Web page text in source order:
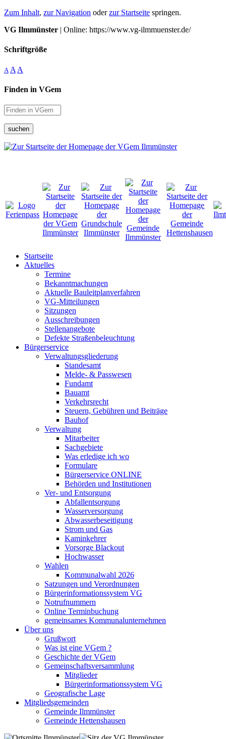
Zum Inhalt, zur Navigation oderzur Startseite springen.
VG Ilmmünster | Online: https://www.vg-ilmmuenster.de/
Schriftgröße
A A A
Finden in VGem
suchen
Startseite
Aktuelles
Termine
Bekanntmachungen
Aktuelle Bauleitplanverfahren
VG-Mitteilungen
Sitzungen
Ausschreibungen
Stellenangebote
Defekte Straßenbeleuchtung
Bürgerservice
Verwaltungsgliederung
Standesamt
Melde- & Passwesen
Fundamt
Bauamt
Verkehrsrecht
Steuern, Gebühren und Beiträge
Bauhof
Verwaltung
Mitarbeiter
Sachgebiete
Was erledige ich wo
Formulare
Bürgerservice ONLINE
Behörden und Institutionen
Ver- und Entsorgung
Abfallentsorgung
Wasserversorgung
Abwasserbeseitigung
Strom und Gas
Kaminkehrer
Vorsorge Blackout
Hochwasser
Wahlen
Kommunalwahl 2026
Satzungen und Verordnungen
Bürgerinformationssystem VG
Notrufnummern
Online Terminbuchung
gemeinsames Kommunalunternehmen
Über uns
Grußwort
Was ist eine VGem ?
Geschichte der VGem
Gemeinschaftsversammlung
Mitglieder
Bürgerinformationssystem VG
Geografische Lage
Mitgliedsgemeinden
Gemeinde Ilmmünster
Gemeinde Hettenshausen